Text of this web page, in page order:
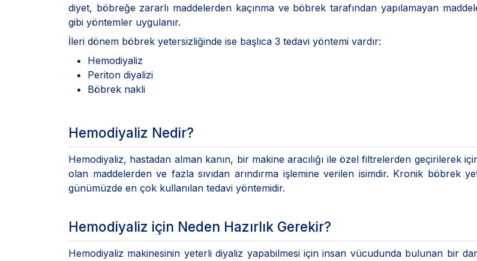
diyet, böbreğe zararlı maddelerden kaçınma ve böbrek tarafından yapılamayan
gibi yöntemler uygulanır.
İleri dönem böbrek yetersizliğinde ise başlıca 3 tedavi yöntemi vardır:
Hemodiyaliz
Periton diyalizi
Böbrek nakli
Hemodiyaliz Nedir?
Hemodiyaliz, hastadan alman kanın, bir makine aracılığı ile özel filtrelerden geçirilerek
olan maddelerden ve fazla sıvıdan arındırma işlemine verilen isimdir. Kronik böbrek
günümüzde en çok kullanılan tedavi yöntemidir.
Hemodiyaliz için Neden Hazırlık Gerekir?
Hemodiyaliz makinesinin yeterli diyaliz yapabilmesi için insan vücudunda bulunan bir